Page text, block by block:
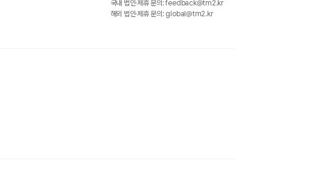
국내 법인·제휴 문의: feedback@tm2.kr
해외 법인·제휴 문의: global@tm2.kr